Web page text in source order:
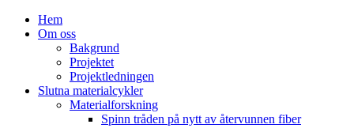
Hem
Om oss
Bakgrund
Projektet
Projektledningen
Slutna materialcykler
Materialforskning
Spinn tråden på nytt av återvunnen fiber